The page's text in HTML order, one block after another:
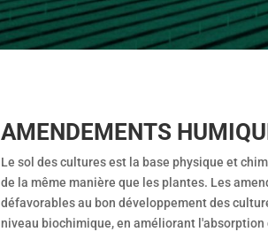
AMENDEMENTS
Le sol des cultures est la base physique et
de la même manière que les plantes. Les
défavorables au bon développement des
niveau biochimique, en améliorant